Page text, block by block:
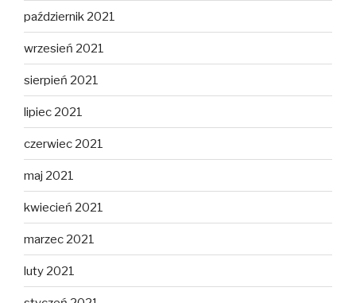
październik 2021
wrzesień 2021
sierpień 2021
lipiec 2021
czerwiec 2021
maj 2021
kwiecień 2021
marzec 2021
luty 2021